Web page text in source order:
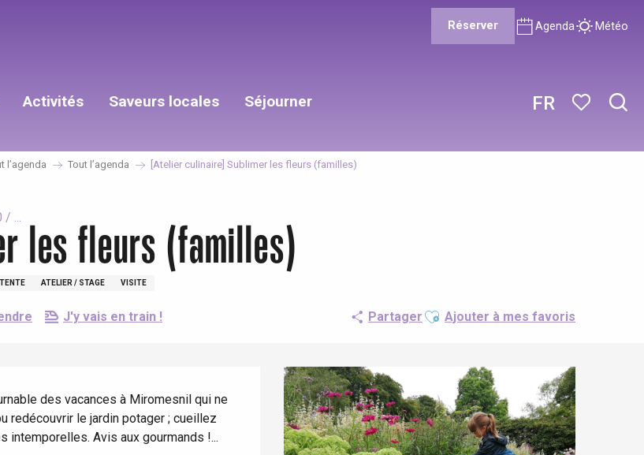
FR
Réserver Agenda Météo
Activités Saveurs locales Séjourner
l’agenda Tout l’agenda [Atelier culinaire] Sublimer les fleurs (familles)
/ ...
les fleurs (familles)
ATELIER / STAGE VISITE
J'y vais en train ! Partager Ajouter aux favoris
Ajouter à mes favoris
des vacances à Miromesnil qui ne
redécouvrir le jardin potager ; cueillez
Avis aux gourmands !...